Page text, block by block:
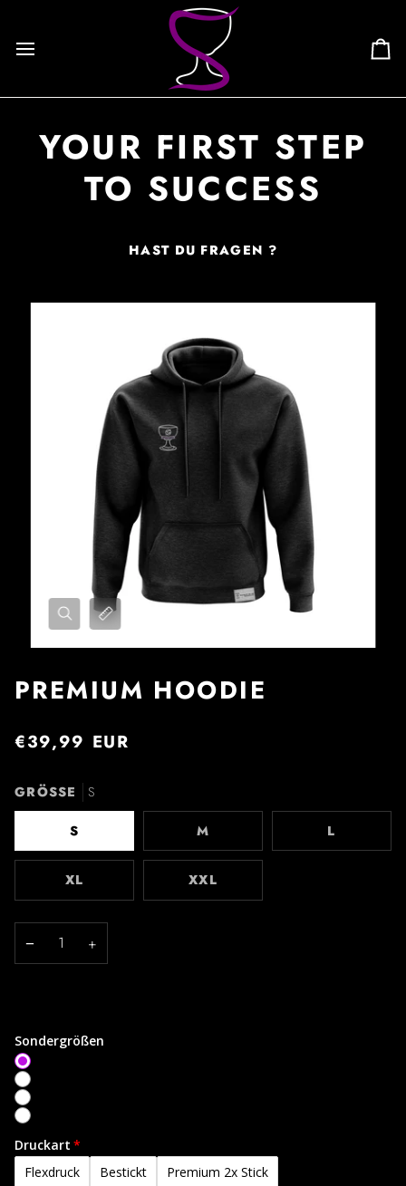
content
YOUR FIRST STEP
TO SUCCESS
HAST DU FRAGEN ?
PREMIUM HOODIE
€39,99 EUR
GRÖSSE S
S M L
XL XXL
− +
Sondergrößen
Druckart
Flexdruck
Bestickt Premium 2x Stick